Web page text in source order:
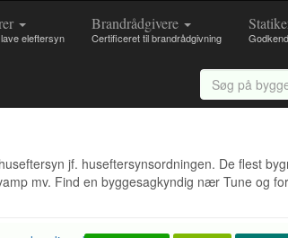
eleftersyn
Brandrådgivere
Certificeret til brandrådgivning
jf. huseftersynsordningen. De flest
mv. Find en byggesagkyndig nær Tune og